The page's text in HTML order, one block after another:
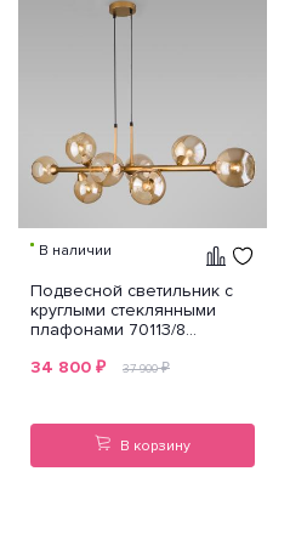
В наличии
Подвесной светильник с
круглыми стеклянными
плафонами 70113/8
34 800 ₽ 37 900₽
В корзину